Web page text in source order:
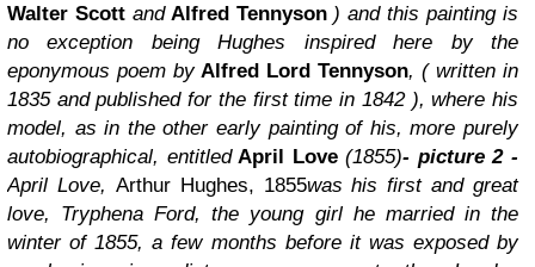
Walter Scott andAlfred Tennyson) and this painting is
no exception being Hughes inspired here by the
eponymous poem byAlfred Lord Tennyson, ( written in
1835 and published for the first time in 1842 ), where his
model, as in the other early painting of his, more purely
autobiographical, entitledApril Love(1855)- picture 2 -
April Love, Arthur Hughes, 1855was his first and great
love, Tryphena Ford, the young girl he married in the
winter of 1855, a few months before it was exposed by